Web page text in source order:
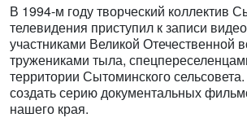
В 1994-м году творческий коллектив
телевидения приступил к записи
участниками Великой Отечественной
тружениками тыла,
территории Сытоминского
создать серию документальных
нашего края.